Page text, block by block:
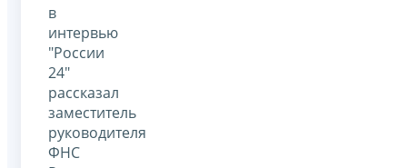
в
интервью
"России
24"
рассказал
заместитель
руководителя
ФНС